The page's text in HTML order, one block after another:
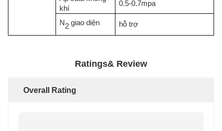
khí
0.5-0.7mpa
N2 giao diện hỗ trợ
Ratings& Review
Overall Rating